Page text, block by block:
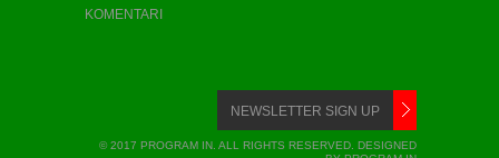
KOMENTARI
© 2017 PROGRAM IN. ALL RIGHTS RESERVED. DESIGNED